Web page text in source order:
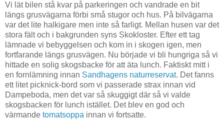
Vi lät bilen stå kvar på parkeringen och vandrade en bit
längs grusvägarna förbi små stugor och hus. På bilvägarna
var det lite halkigare men inte så farligt. Mellan husen var det
stora fält och i bakgrunden syns Skokloster. Efter ett tag
lämnade vi bebyggelsen och kom in i skogen igen, men
fortfarande längs grusvägen. Nu började vi bli hungriga så vi
hittade en solig skogsbacke för att äta lunch. Faktiskt mitt i
en fornlämning innan Sandhagens naturreservat. Det fanns
ett litet picknick-bord som vi passerade strax innan vid
Dampeboda, men det var så skuggigt där så vi valde
skogsbacken för lunch istället. Det blev en god och
värmande tomatsoppa innan vi fortsatte.